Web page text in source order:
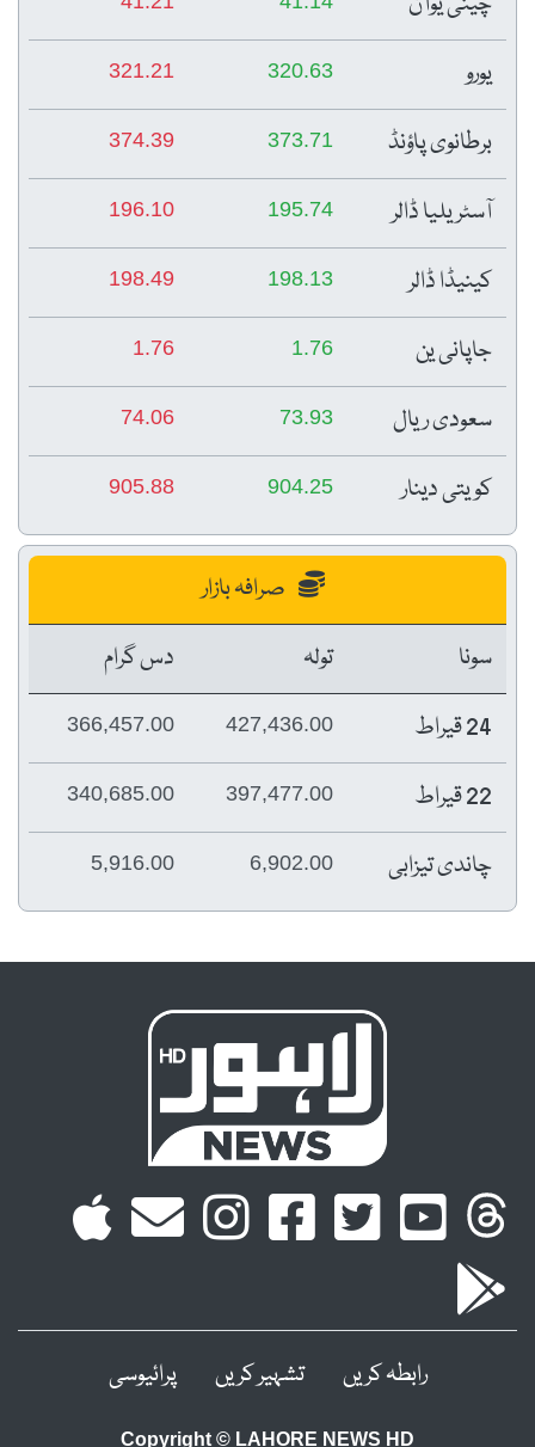
یورو 320.63
321.21
برطانوی پاؤنڈ 373.71
374.39
آسٹریلیا ڈالر 195.74
196.10
کینیڈا ڈالر 198.13
198.49
جاپانی ین 1.76
1.76
سعودی ریال 73.93
74.06
کویتی دینار 904.25
905.88
صرافہ بازار
سونا
تولہ
دس گرام
24 قیراط
427,436.00
366,457.00
22 قیراط 397,477.00
340,685.00
چاندی تیزابی 6,902.00
5,916.00
رابطہ کریں تشہیر کریں پرائیوسی
Copyright © LAHORE NEWS HD